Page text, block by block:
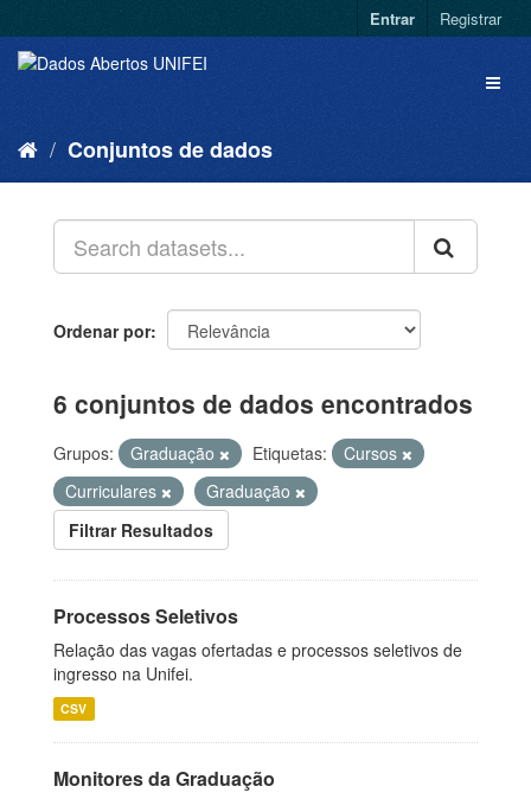
Entrar Registrar
Conjuntos de dados
Ordenar por
6 conjuntos de dados encontrados
Grupos: Graduação Etiquetas:
Cursos
Curriculares
Graduação
Filtrar Resultados
Processos Seletivos
Relação das vagas ofertadas e processos seletivos de
ingresso na Unifei.
CSV
Monitores da Graduação